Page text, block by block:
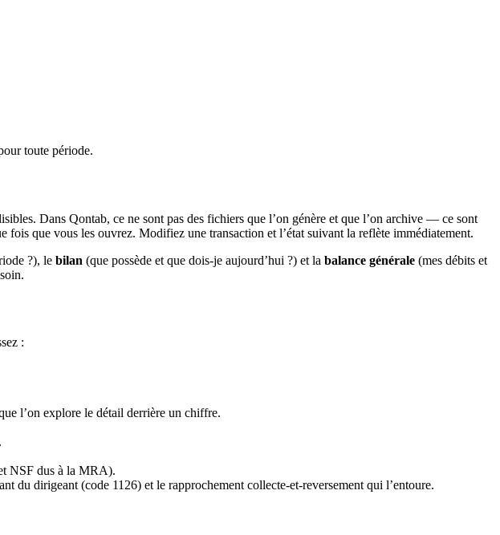
toute période.
Dans Qontab, ce ne sont pas des fichiers que l’on génère et que l’on archive — ce sont
fois que vous les ouvrez. Modifiez une transaction et l’état suivant la reflète immédiatement.
?), le bilan (que possède et que dois-je aujourd’hui ?) et la balance générale (mes débits et
:
l’on explore le détail derrière un chiffre.
NSF dus à la MRA).
du dirigeant (code 1126) et le rapprochement collecte-et-reversement qui l’entoure.